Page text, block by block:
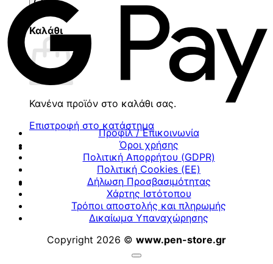
Καλάθι
Κανένα προϊόν στο καλάθι σας.
Επιστροφή στο κατάστημα
Προφίλ / Επικοινωνία
Όροι χρήσης
Πολιτική Απορρήτου (GDPR)
Πολιτική Cookies (ΕΕ)
Δήλωση Προσβασιμότητας
Χάρτης Ιστότοπου
Τρόποι αποστολής και πληρωμής
Δικαίωμα Υπαναχώρησης
Copyright 2026 © www.pen-store.gr